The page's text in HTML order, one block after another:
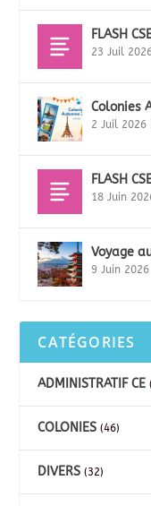
FLASH
23 Juil
Colonies
2 Juil 2026
FLASH
18 Juin
Voyage
9 Juin 2026
CATÉGORIES
ADMINISTRATIF CE
COLONIES (46)
DIVERS (32)